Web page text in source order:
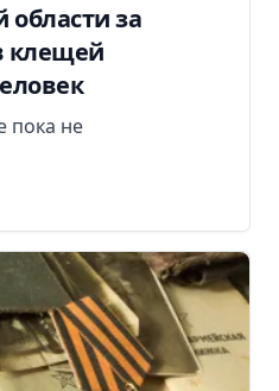
за
клещей
пока не